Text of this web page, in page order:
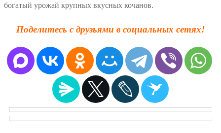
богатый урожай крупных вкусных кочанов.
Поделитесь с друзьями в социальных сетях!